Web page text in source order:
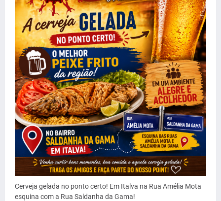
Cerveja gelada no ponto certo! Em Italva na Rua Amélia Mota
esquina com a Rua Saldanha da Gama!